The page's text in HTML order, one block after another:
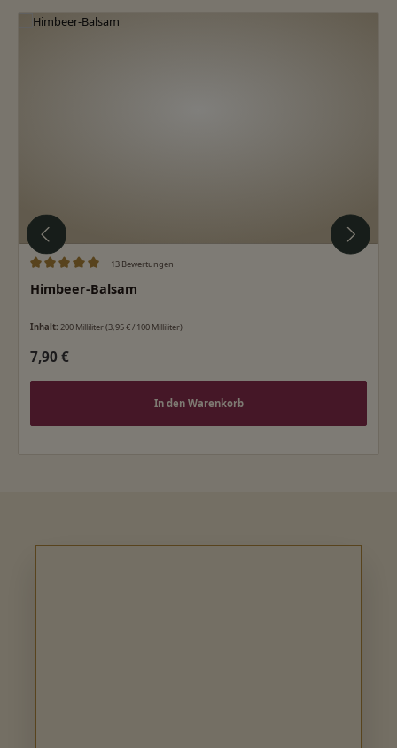
Produktgalerie überspringen
13 Bewertungen
Himbeer-Balsam
Inhalt: 200 Milliliter(3,95 € / 100 Milliliter)
Regulärer Preis:
7,90 €
In den Warenkorb